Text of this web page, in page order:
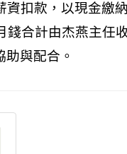
資扣款，以現金繳
錢合計由杰燕主任
助與配合。